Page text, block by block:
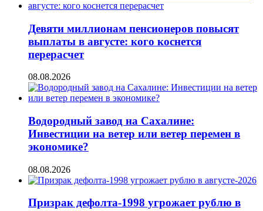
Девяти миллионам пенсионеров повысят
выплаты в августе: кого коснется
перерасчет
08.08.2026
Водородный завод на Сахалине:
Инвестиции на ветер или ветер перемен в
экономике?
08.08.2026
Призрак дефолта-1998 угрожает рублю в